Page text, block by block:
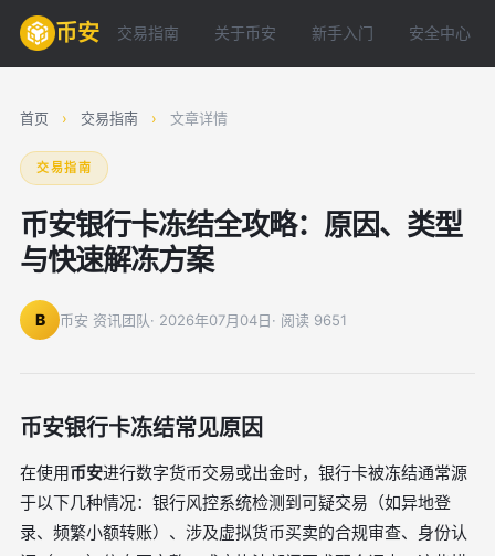
币安 交易指南 关于币安 新手入门 安全中心
首页 › 交易指南 › 文章详情
交易指南
币安银行卡冻结全攻略：原因、类型
与快速解冻方案
B 币安 资讯团队· 2026年07月04日· 阅读 9651
币安银行卡冻结常见原因
在使用币安进行数字货币交易或出金时，银行卡被冻结通常源
于以下几种情况：银行风控系统检测到可疑交易（如异地登
录、频繁小额转账）、涉及虚拟货币买卖的合规审查、身份认